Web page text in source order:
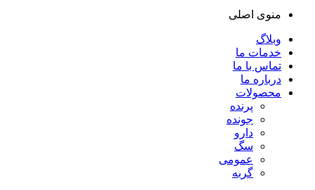
منوی اصلی
وبلاگ
خدمات ما
تماس با ما
درباره ما
محصولات
پرنده
جونده
دارو
سگ
عمومی
گربه